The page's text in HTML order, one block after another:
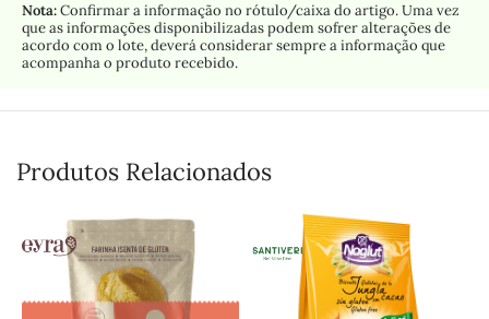
Nota:Confirmar a informação no rótulo/caixa do artigo. Uma vez
que as informações disponibilizadas podem sofrer alterações de
acordo com o lote, deverá considerar sempre a informação que
acompanha o produto recebido.
Produtos Relacionados